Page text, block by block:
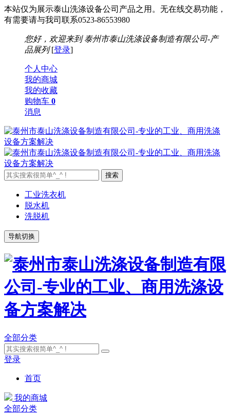
本站仅为展示泰山洗涤设备公司产品之用。无在线交易功能，
有需要请与我司联系0523-86553980
您好，欢迎来到 泰州市泰山洗涤设备制造有限公司-产
品展列[登录]
个人中心
我的商城
我的收藏
购物车 0
消息
工业洗衣机
脱水机
洗脱机
导航切换
全部分类
登录
首页
我的商城
全部分类